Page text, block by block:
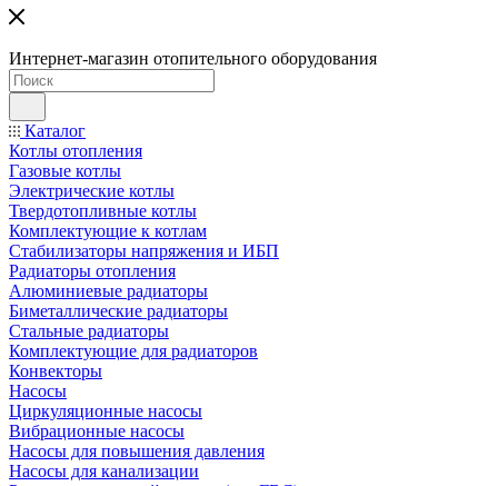
Интернет-магазин отопительного оборудования
Каталог
Котлы отопления
Газовые котлы
Электрические котлы
Твердотопливные котлы
Комплектующие к котлам
Стабилизаторы напряжения и ИБП
Радиаторы отопления
Алюминиевые радиаторы
Биметаллические радиаторы
Стальные радиаторы
Комплектующие для радиаторов
Конвекторы
Насосы
Циркуляционные насосы
Вибрационные насосы
Насосы для повышения давления
Насосы для канализации